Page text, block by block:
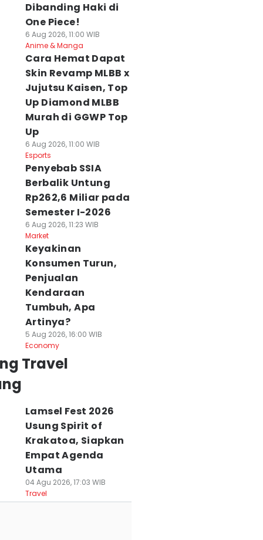
Dibanding Haki di
One Piece!
6 Aug 2026, 11:00 WIB
Anime & Manga
Cara Hemat Dapat
Skin Revamp MLBB x
Jujutsu Kaisen, Top
Up Diamond MLBB
Murah di GGWP Top
Up
6 Aug 2026, 11:00 WIB
Esports
Penyebab SSIA
Berbalik Untung
Rp262,6 Miliar pada
Semester I-2026
6 Aug 2026, 11:23 WIB
Market
Keyakinan
Konsumen Turun,
Penjualan
Kendaraan
Tumbuh, Apa
Artinya?
5 Aug 2026, 16:00 WIB
Economy
Travel
Lamsel Fest 2026
Usung Spirit of
Krakatoa, Siapkan
Empat Agenda
Utama
04 Agu 2026, 17:03 WIB
Travel